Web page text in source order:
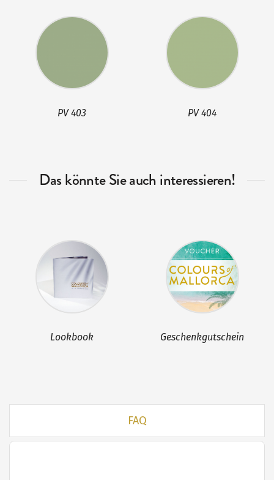
PV 403 PV 404
Das könnte Sie auch interessieren!
Lookbook Geschenkgutschein
FAQ